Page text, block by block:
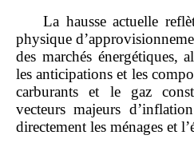
La hausse actuelle
physique
des marchés énergétiques,
les anticipations et les
carburants et le gaz
vecteurs majeurs
directement les ménages et